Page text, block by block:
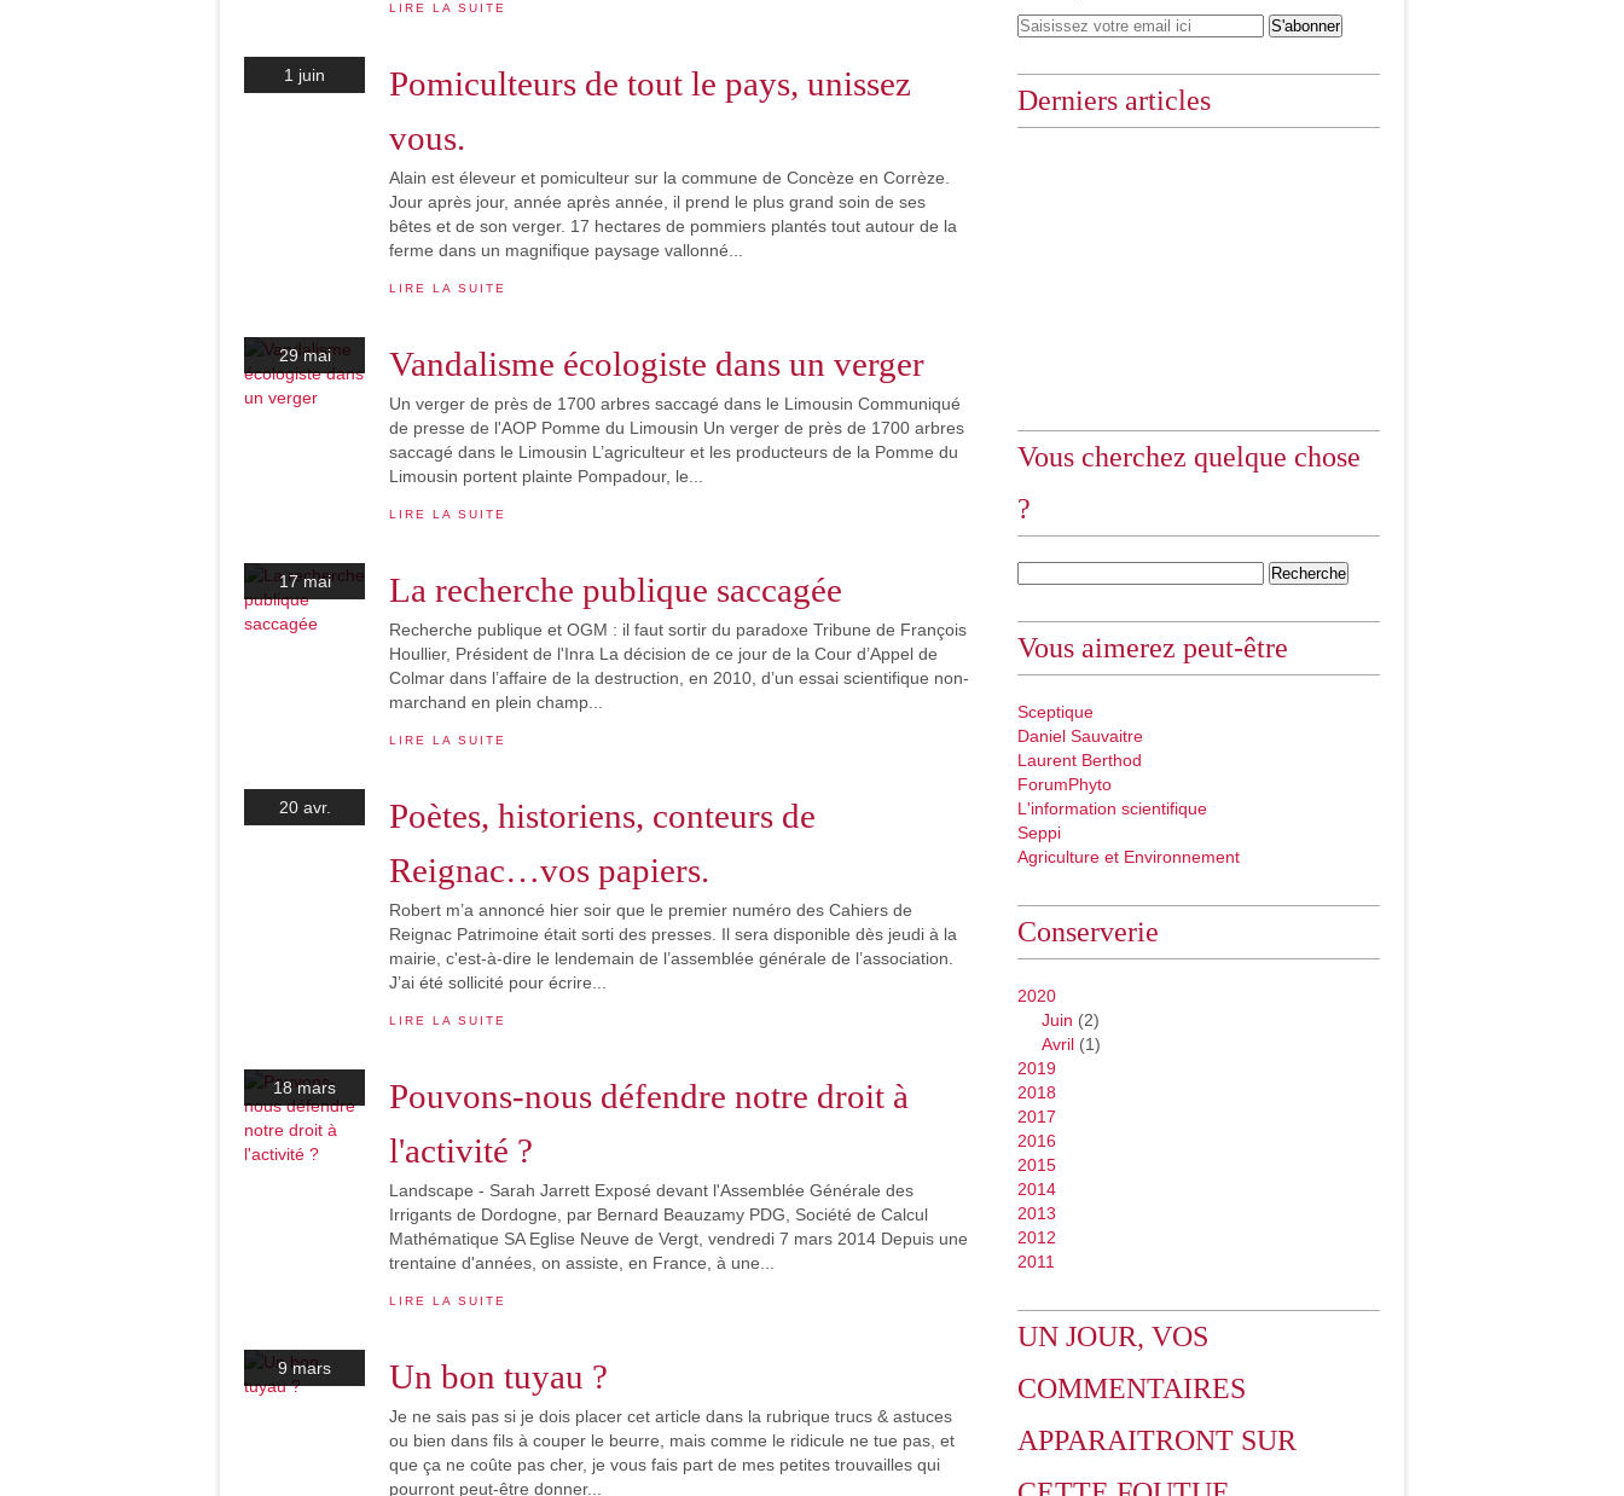
LIRE LA SUITE
1 juin
Pomiculteurs de tout le pays, unissez
vous.
Alain est éleveur et pomiculteur sur la commune de Concèze en Corrèze.
Jour après jour, année après année, il prend le plus grand soin de ses
bêtes et de son verger. 17 hectares de pommiers plantés tout autour de la
ferme dans un magnifique paysage vallonné...
LIRE LA SUITE
29 mai Vandalisme écologiste dans un verger
Un verger de près de 1700 arbres saccagé dans le Limousin Communiqué
de presse de l'AOP Pomme du Limousin Un verger de près de 1700 arbres
saccagé dans le Limousin L’agriculteur et les producteurs de la Pomme du
Limousin portent plainte Pompadour, le...
LIRE LA SUITE
17 mai La recherche publique saccagée
Recherche publique et OGM : il faut sortir du paradoxe Tribune de François
Houllier, Président de l'Inra La décision de ce jour de la Cour d’Appel de
Colmar dans l’affaire de la destruction, en 2010, d’un essai scientifique non-
marchand en plein champ...
LIRE LA SUITE
20 avr.
Poètes, historiens, conteurs de
Reignac…vos papiers.
Robert m’a annoncé hier soir que le premier numéro des Cahiers de
Reignac Patrimoine était sorti des presses. Il sera disponible dès jeudi à la
mairie, c'est-à-dire le lendemain de l’assemblée générale de l’association.
J’ai été sollicité pour écrire...
LIRE LA SUITE
18 mars
Pouvons-nous défendre notre droit à
l'activité ?
Landscape - Sarah Jarrett Exposé devant l'Assemblée Générale des
Irrigants de Dordogne, par Bernard Beauzamy PDG, Société de Calcul
Mathématique SA Eglise Neuve de Vergt, vendredi 7 mars 2014 Depuis une
trentaine d'années, on assiste, en France, à une...
LIRE LA SUITE
9 mars Un bon tuyau ?
Je ne sais pas si je dois placer cet article dans la rubrique trucs & astuces
ou bien dans fils à couper le beurre, mais comme le ridicule ne tue pas, et
que ça ne coûte pas cher, je vous fais part de mes petites trouvailles qui
pourront peut-être donner...
Derniers articles
Vous cherchez quelque chose
?
Vous aimerez peut-être
Sceptique
Daniel Sauvaitre
Laurent Berthod
ForumPhyto
L'information scientifique
Seppi
Agriculture et Environnement
Conserverie
2020
Juin (2)
Avril (1)
2019
2018
2017
2016
2015
2014
2013
2012
2011
UN JOUR, VOS
COMMENTAIRES
APPARAITRONT SUR